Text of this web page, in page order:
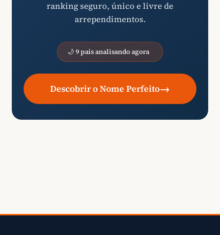
ranking seguro, único e livre de
arrependimentos.
🌙 9 pais analisando agora
Descobrir o Nome Perfeito→